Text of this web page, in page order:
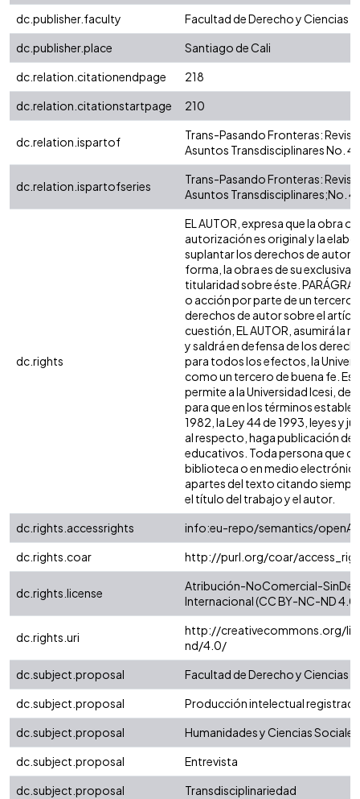
dc.publisher.faculty
Facultad de Derecho y Ciencias
dc.publisher.place
Santiago de Cali
dc.relation.citationendpage
218
dc.relation.citationstartpage
210
dc.relation.ispartof
Trans-Pasando Fronteras:
Asuntos Transdisciplinares No. 4
dc.relation.ispartofseries
Trans-Pasando Fronteras:
Asuntos Transdisciplinares;No. 4
dc.rights
EL AUTOR, expresa que la obra
autorización es original y la
suplantar los derechos de autor
forma, la obra es de su exclusiva
titularidad sobre éste.
o acción por parte de un tercero
derechos de autor sobre el
cuestión, EL AUTOR, asumirá la
y saldrá en defensa de los
para todos los efectos, la
como un tercero de buena fe.
permite a la Universidad Icesi, de
para que en los términos
1982, la Ley 44 de 1993, leyes y
al respecto, haga publicación de
educativos. Toda persona que
biblioteca o en medio
apartes del texto citando
el título del trabajo y el autor.
dc.rights.accessrights
info:eu-repo/semantics/
dc.rights.coar
http://purl.org/coar/
dc.rights.license
Atribución-NoComercial-
Internacional (CC BY-NC-ND 4.0)
dc.rights.uri
http://creativecommons.org/
nd/4.0/
dc.subject.proposal
Facultad de Derecho y Ciencias
dc.subject.proposal
Producción intelectual
dc.subject.proposal
Humanidades y Ciencias Sociales
dc.subject.proposal
Entrevista
dc.subject.proposal
Transdisciplinariedad